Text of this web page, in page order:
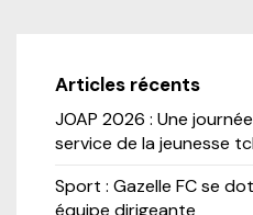
Articles récents
JOAP 2026 : Une
service de la jeunesse
Sport : Gazelle FC se
équipe dirigeante